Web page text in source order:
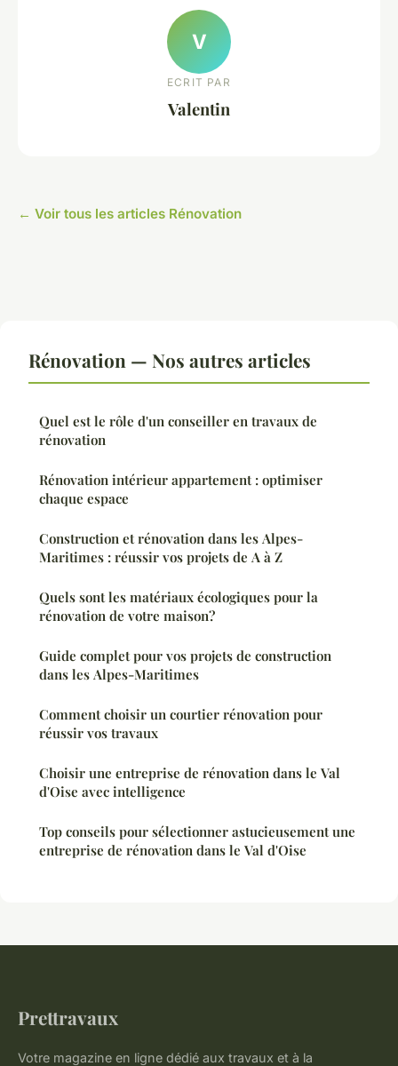
V
ECRIT PAR
Valentin
← Voir tous les articles Rénovation
Rénovation — Nos autres articles
Quel est le rôle d'un conseiller en travaux de
rénovation
Rénovation intérieur appartement : optimiser
chaque espace
Construction et rénovation dans les Alpes-
Maritimes : réussir vos projets de A à Z
Quels sont les matériaux écologiques pour la
rénovation de votre maison?
Guide complet pour vos projets de construction
dans les Alpes-Maritimes
Comment choisir un courtier rénovation pour
réussir vos travaux
Choisir une entreprise de rénovation dans le Val
d'Oise avec intelligence
Top conseils pour sélectionner astucieusement une
entreprise de rénovation dans le Val d'Oise
Prettravaux
Votre magazine en ligne dédié aux travaux et à la